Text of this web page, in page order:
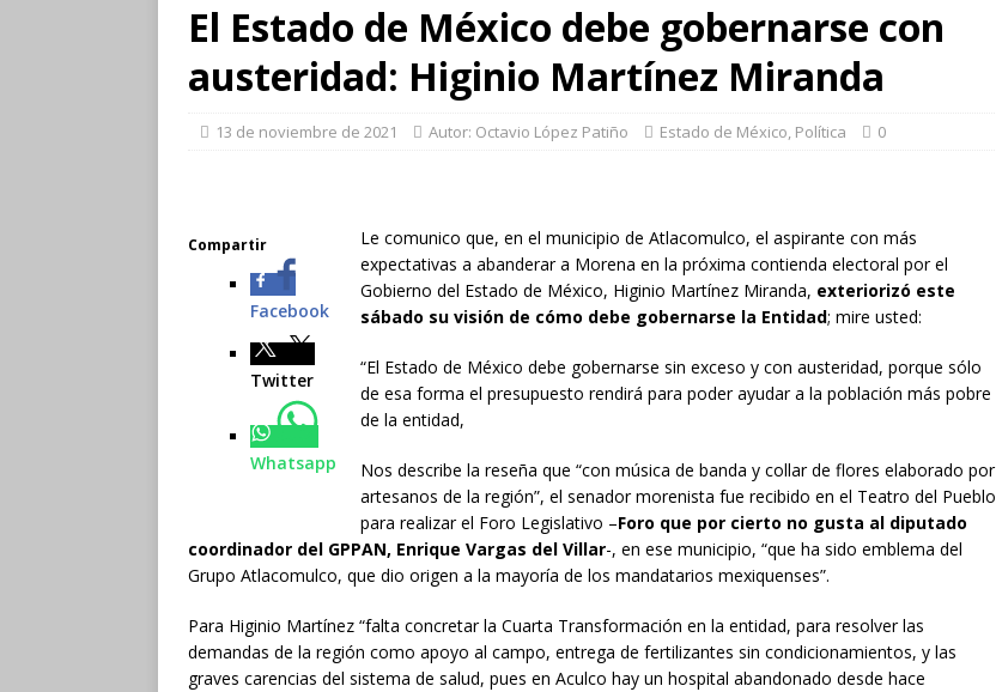
El Estado de México debe gobernarse con
austeridad: Higinio Martínez Miranda
13 de noviembre de 2021 Autor: Octavio López Patiño Estado de México, Política 0
Compartir
Facebook
Twitter
Whatsapp
Le comunico que, en el municipio de Atlacomulco, el aspirante con más
expectativas a abanderar a Morena en la próxima contienda electoral por el
Gobierno del Estado de México, Higinio Martínez Miranda, exteriorizó este
sábado su visión de cómo debe gobernarse la Entidad; mire usted:
“El Estado de México debe gobernarse sin exceso y con austeridad, porque sólo
de esa forma el presupuesto rendirá para poder ayudar a la población más pobre
de la entidad,
Nos describe la reseña que “con música de banda y collar de flores elaborado por
artesanos de la región”, el senador morenista fue recibido en el Teatro del Pueblo
para realizar el Foro Legislativo –Foro que por cierto no gusta al diputado
coordinador del GPPAN, Enrique Vargas del Villar-, en ese municipio, “que ha sido emblema del
Grupo Atlacomulco, que dio origen a la mayoría de los mandatarios mexiquenses”.
Para Higinio Martínez “falta concretar la Cuarta Transformación en la entidad, para resolver las
demandas de la región como apoyo al campo, entrega de fertilizantes sin condicionamientos, y las
graves carencias del sistema de salud, pues en Aculco hay un hospital abandonado desde hace